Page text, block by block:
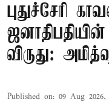
புதுச்சேரி
விருது:
Published on: 09 Aug 2026,